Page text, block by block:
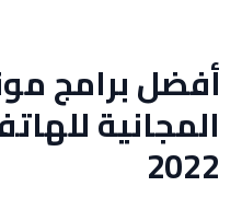
أفضل برامج
المجانية
2022